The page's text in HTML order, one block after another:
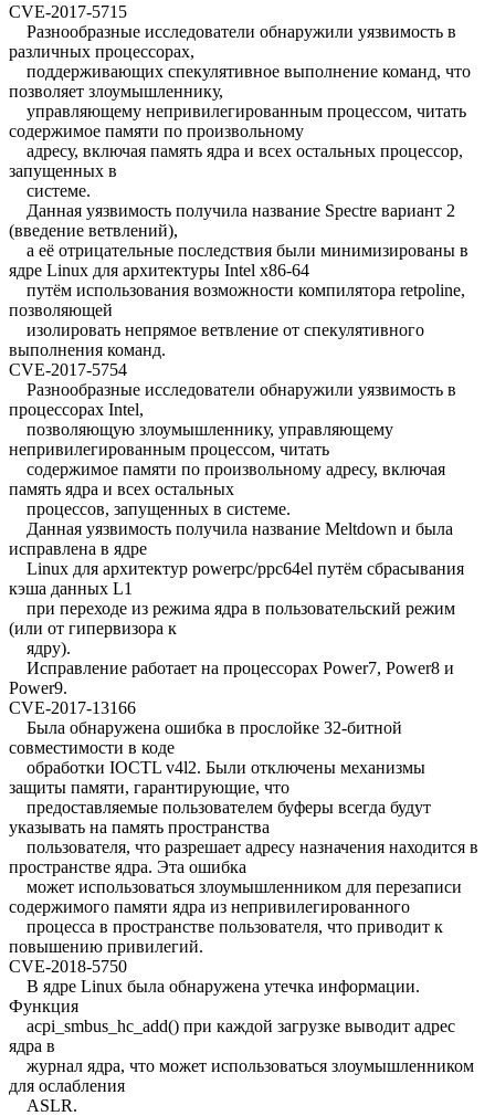
CVE-2017-5715
Разнообразные исследователи обнаружили уязвимость в
различных процессорах,
поддерживающих спекулятивное выполнение команд, что
позволяет злоумышленнику,
управляющему непривилегированным процессом, читать
содержимое памяти по произвольному
адресу, включая память ядра и всех остальных процессор,
запущенных в
системе.
Данная уязвимость получила название Spectre вариант 2
(введение ветвлений),
а её отрицательные последствия были минимизированы в
ядре Linux для архитектуры Intel x86-64
путём использования возможности компилятора retpoline,
позволяющей
изолировать непрямое ветвление от спекулятивного
выполнения команд.
CVE-2017-5754
Разнообразные исследователи обнаружили уязвимость в
процессорах Intel,
позволяющую злоумышленнику, управляющему
непривилегированным процессом, читать
содержимое памяти по произвольному адресу, включая
память ядра и всех остальных
процессов, запущенных в системе.
Данная уязвимость получила название Meltdown и была
исправлена в ядре
Linux для архитектур powerpc/ppc64el путём сбрасывания
кэша данных L1
при переходе из режима ядра в пользовательский режим
(или от гипервизора к
ядру).
Исправление работает на процессорах Power7, Power8 и
Power9.
CVE-2017-13166
Была обнаружена ошибка в прослойке 32-битной
совместимости в коде
обработки IOCTL v4l2. Были отключены механизмы
защиты памяти, гарантирующие, что
предоставляемые пользователем буферы всегда будут
указывать на память пространства
пользователя, что разрешает адресу назначения находится в
пространстве ядра. Эта ошибка
может использоваться злоумышленником для перезаписи
содержимого памяти ядра из непривилегированного
процесса в пространстве пользователя, что приводит к
повышению привилегий.
CVE-2018-5750
В ядре Linux была обнаружена утечка информации.
Функция
acpi_smbus_hc_add() при каждой загрузке выводит адрес
ядра в
журнал ядра, что может использоваться злоумышленником
для ослабления
ASLR.